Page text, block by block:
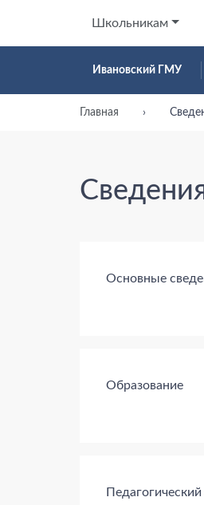
Школьникам
Ивановский ГМУ
Главная
Основные
Образование
Педагогический